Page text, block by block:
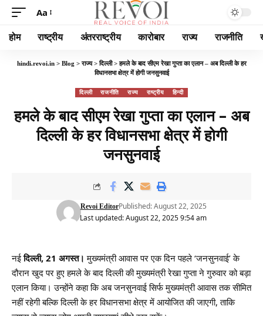
Aa
होम राष्ट्रीय अंतरराष्ट्रीय कारोबार राज्य राजनीति
hindi.revoi.in> Blog >राज्य>दिल्ली>हमले के बाद सीएम रेखा गुप्ता का एलान – अब दिल्ली के हर
विधानसभा क्षेत्र में होगी जनसुनवाई
दिल्ली राजनीति राज्य राष्ट्रीय हिन्दी
हमले के बाद सीएम रेखा गुप्ता का एलान – अब
दिल्ली के हर विधानसभा क्षेत्र में होगी
जनसुनवाई
Last updated: August 22, 2025 9:54 am
Revoi EditorPublished: August 22, 2025
नईदिल्ली, 21 अगस्त। मुख्यमंत्री आवास पर एक दिन पहले ‘जनसुनवाई’ के
दौरान खुद पर हुए हमले के बाद दिल्ली की मुख्यमंत्री रेखा गुप्ता ने गुरुवार को बड़ा
एलान किया। उन्होंने कहा कि अब जनसुनवाई सिर्फ मुख्यमंत्री आवास तक सीमित
नहीं रहेगी बल्कि दिल्ली के हर विधानसभा क्षेत्र में आयोजित की जाएगी, ताकि